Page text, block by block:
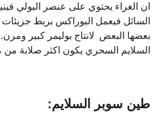
ان الغراء يحتوي على عنصر البولي
السائل فيعمل البوراكس بربط جزيئات
بعضها البعض لانتاج بوليمر كبير
السلايم السحري يكون اكثر صلابة من
طين سوبر السلايم: